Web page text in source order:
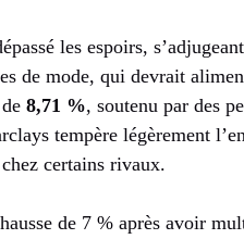
les espoirs,
de mode, qui devrait
8,71 %, soutenu par des
tempère légèrement
certains rivaux.
de 7 % après avoir